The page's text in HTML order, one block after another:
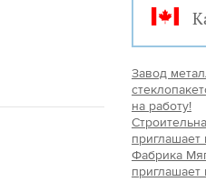
Завод
на работу!
приглашает
Фабрика
приглашает